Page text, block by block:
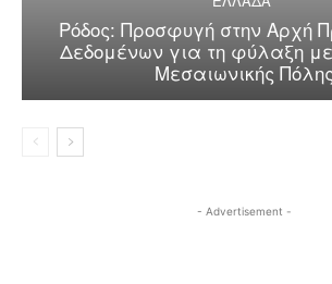
Ρόδος: Προσφυγή στην Αρχή
Δεδομένων για τη φύλαξη με
Μεσαιωνικής Πόλης
- Advertisement -